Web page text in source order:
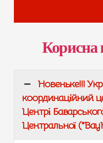
Корисна
Новеньке!!!
координаційний
Центрі
Центральної